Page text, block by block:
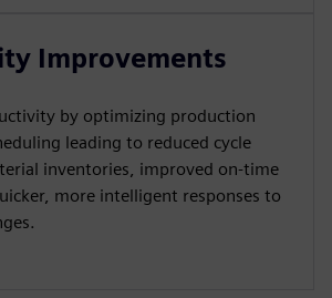
Improvements
by optimizing production
leading to reduced cycle
inventories, improved on-time
more intelligent responses to